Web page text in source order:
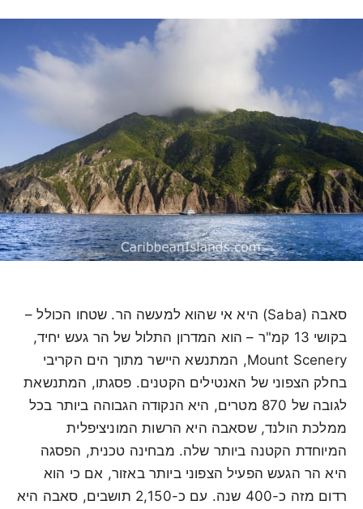
סאבה (Saba) היא אי שהוא למעשה הר. שטחו הכולל –
בקושי 13 קמ"ר – הוא המדרון התלול של הר געש יחיד,
Mount Scenery, המתנשא היישר מתוך הים הקריבי
בחלק הצפוני של האנטילים הקטנים. פסגתו, המתנשאת
לגובה של 870 מטרים, היא הנקודה הגבוהה ביותר בכל
ממלכת הולנד, שסאבה היא הרשות המוניציפלית
המיוחדת הקטנה ביותר שלה. מבחינה טכנית, הפסגה
היא הר הגעש הפעיל הצפוני ביותר באזור, אם כי הוא
רדום מזה כ-400 שנה. עם כ-2,150 תושבים, סאבה היא